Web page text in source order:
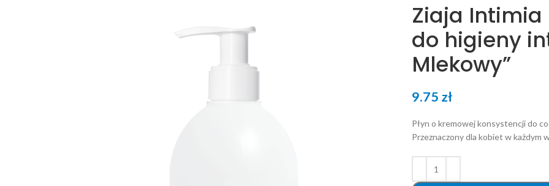
Ziaja Intimia
do higieny
Mlekowy”
9.75 zł
Płyn o kremowej konsystencji do
Przeznaczony dla kobiet w każdym